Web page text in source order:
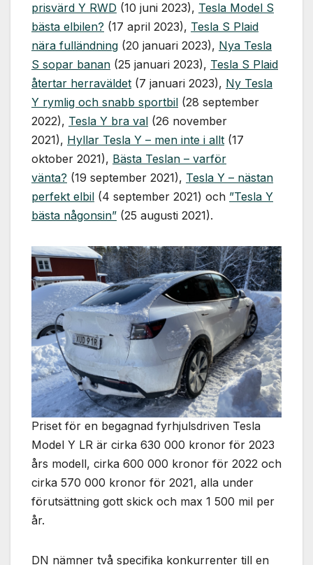
prisvärd Y RWD (10 juni 2023), Tesla Model S
bästa elbilen? (17 april 2023), Tesla S Plaid
nära fulländning (20 januari 2023), Nya Tesla
S sopar banan (25 januari 2023), Tesla S Plaid
återtar herraväldet (7 januari 2023), Ny Tesla
Y rymlig och snabb sportbil (28 september
2022), Tesla Y bra val (26 november
2021), Hyllar Tesla Y – men inte i allt (17
oktober 2021), Bästa Teslan – varför
vänta? (19 september 2021), Tesla Y – nästan
perfekt elbil (4 september 2021) och ”Tesla Y
bästa någonsin” (25 augusti 2021).
Priset för en begagnad fyrhjulsdriven Tesla
Model Y LR är cirka 630 000 kronor för 2023
års modell, cirka 600 000 kronor för 2022 och
cirka 570 000 kronor för 2021, alla under
förutsättning gott skick och max 1 500 mil per
år.
DN nämner två specifika konkurrenter till en